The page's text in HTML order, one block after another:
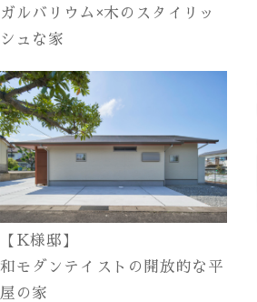
ガルバリウム×木のスタイリッ
シュな家
【K様邸】
和モダンテイストの開放的な平
屋の家